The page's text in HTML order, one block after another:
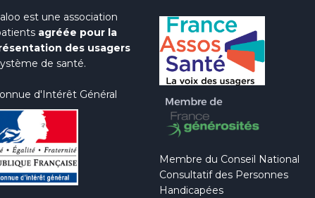
est une association
agréée pour la
des usagers
de santé.
d'Intérêt Général
Membre du Conseil National
Consultatif des Personnes
Handicapées